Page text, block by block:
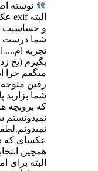
نوشته
و حساسیت ۸۰!!!
شما درست
تجربه
بگیرم (یخ
میگفم چرا
رفتن
شما بزارید
که بروبچه
نمیدونستم
عکسای که
همچین انتخابم 20 هم
البته برای